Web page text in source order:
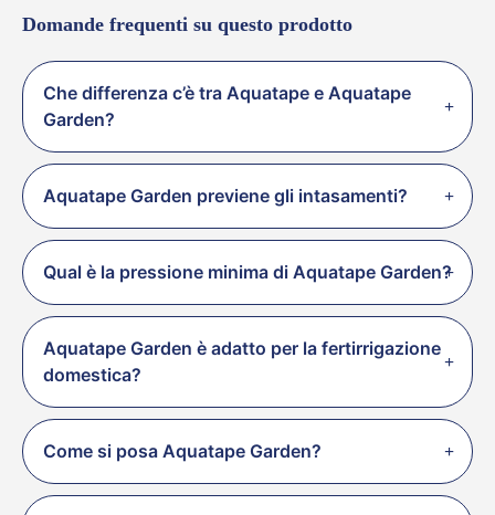
Domande frequenti su questo prodotto
Che differenza c’è tra Aquatape e Aquatape
Garden?
Aquatape Garden previene gli intasamenti?
Qual è la pressione minima di Aquatape Garden?
Aquatape Garden è adatto per la fertirrigazione
domestica?
Come si posa Aquatape Garden?